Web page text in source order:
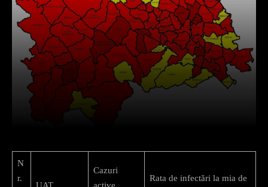
N
r.
UAT
Cazuri
active
Rata de infectări la mia de